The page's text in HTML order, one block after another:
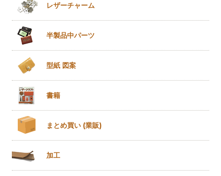
レザーチャーム
半製品中パーツ
型紙 図案
書籍
まとめ買い (業販)
加工